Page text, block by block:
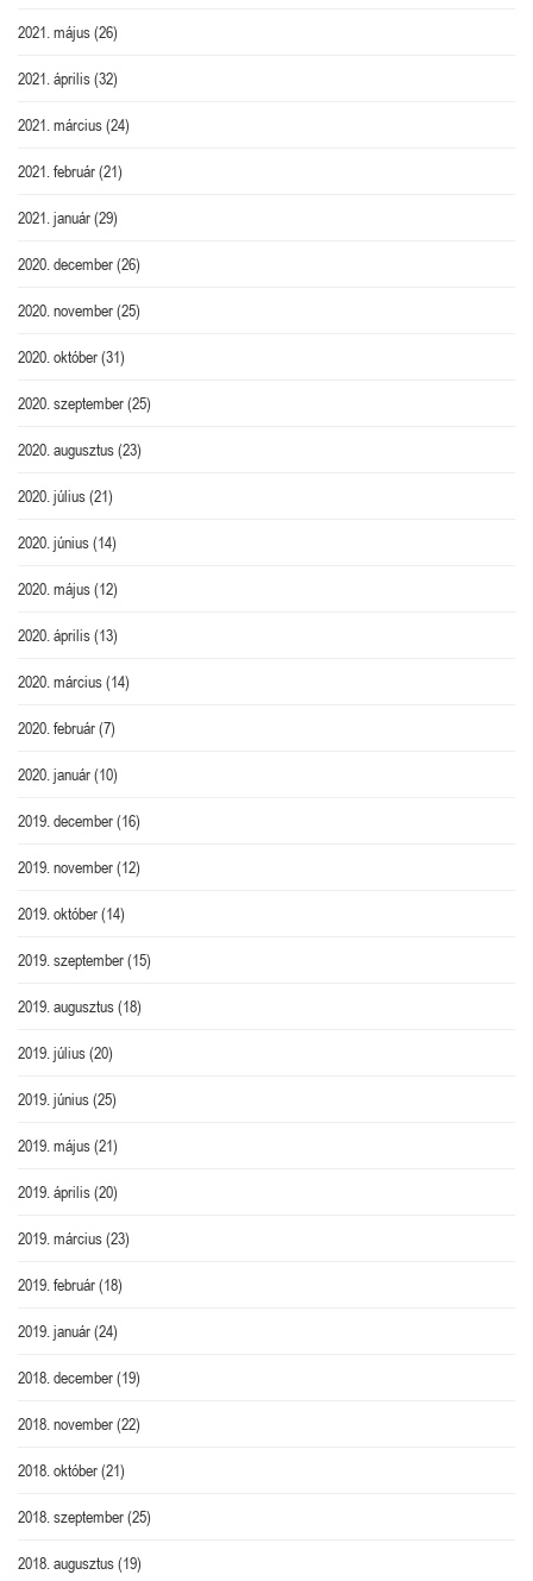
2021. május(26)
2021. április(32)
2021. március(24)
2021. február(21)
2021. január(29)
2020. december(26)
2020. november(25)
2020. október(31)
2020. szeptember(25)
2020. augusztus(23)
2020. július(21)
2020. június(14)
2020. május(12)
2020. április(13)
2020. március(14)
2020. február(7)
2020. január(10)
2019. december(16)
2019. november(12)
2019. október(14)
2019. szeptember(15)
2019. augusztus(18)
2019. július(20)
2019. június(25)
2019. május(21)
2019. április(20)
2019. március(23)
2019. február(18)
2019. január(24)
2018. december(19)
2018. november(22)
2018. október(21)
2018. szeptember(25)
2018. augusztus(19)